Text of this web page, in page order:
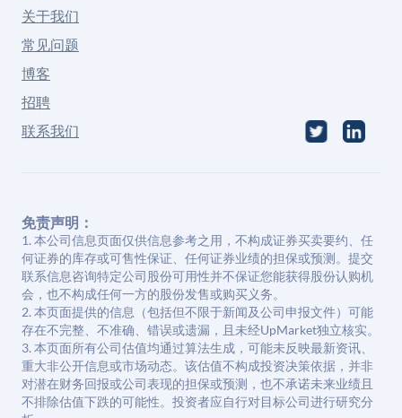
关于我们
常见问题
博客
招聘
联系我们
免责声明：
1. 本公司信息页面仅供信息参考之用，不构成证券买卖要约、任
何证券的库存或可售性保证、任何证券业绩的担保或预测。提交
联系信息咨询特定公司股份可用性并不保证您能获得股份认购机
会，也不构成任何一方的股份发售或购买义务。
2. 本页面提供的信息（包括但不限于新闻及公司申报文件）可能
存在不完整、不准确、错误或遗漏，且未经UpMarket独立核实。
3. 本页面所有公司估值均通过算法生成，可能未反映最新资讯、
重大非公开信息或市场动态。该估值不构成投资决策依据，并非
对潜在财务回报或公司表现的担保或预测，也不承诺未来业绩且
不排除估值下跌的可能性。投资者应自行对目标公司进行研究分